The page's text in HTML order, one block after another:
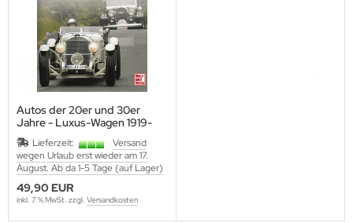
Autos der 20er und 30er
Jahre - Luxus-Wagen 1919-
1939
Lieferzeit:
Versand
wegen Urlaub erst wieder am 17.
August. Ab da 1-5 Tage (auf Lager)
49,90 EUR
inkl. 7 % MwSt. zzgl. Versandkosten
Publishing
Verlag
Verlag
Vollmer Selbstverlag
Verlag
Medienvertrieb